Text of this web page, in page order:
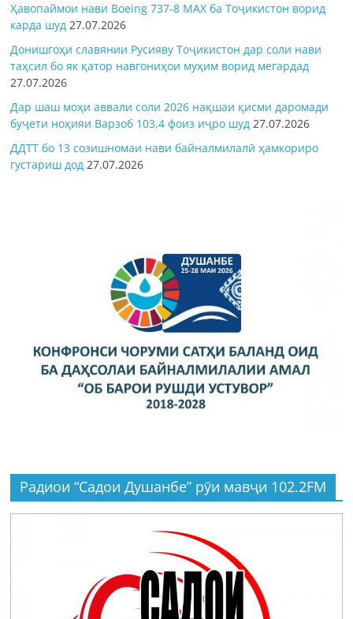
Ҳавопаймои нави Boeing 737-8 MAX ба Тоҷикистон ворид
карда шуд 27.07.2026
Донишгоҳи славянии Русияву Тоҷикистон дар соли нави
таҳсил бо як қатор навгониҳои муҳим ворид мегардад
27.07.2026
Дар шаш моҳи аввали соли 2026 нақшаи қисми даромади
буҷети ноҳияи Варзоб 103,4 фоиз иҷро шуд 27.07.2026
ДДТТ бо 13 созишномаи нави байналмилалӣ ҳамкориро
густариш дод 27.07.2026
Радиои “Садои Душанбе” рӯи мавҷи 102.2FM